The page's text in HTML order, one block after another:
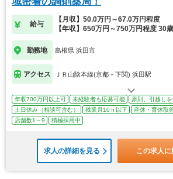
給与
【月収】50.0万円～67.0万円程度
【年収】650万円～750万円程度 30
勤務地 島根県 浜田市
アクセス ＪＲ山陰本線(京都－下関) 浜田駅
年収700万円以上可 未経験者も応募可能
原則、引越しを
土日休み（相談可含む）
残業月10ｈ以下 産休・育休取
店舗数1～9
積極採用中
求人の詳細を見る この求人